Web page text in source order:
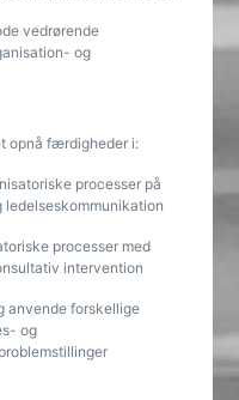
vedrørende
og
opnå færdigheder i:
processer på
ledelseskommunikation
processer med
intervention
anvende forskellige
og